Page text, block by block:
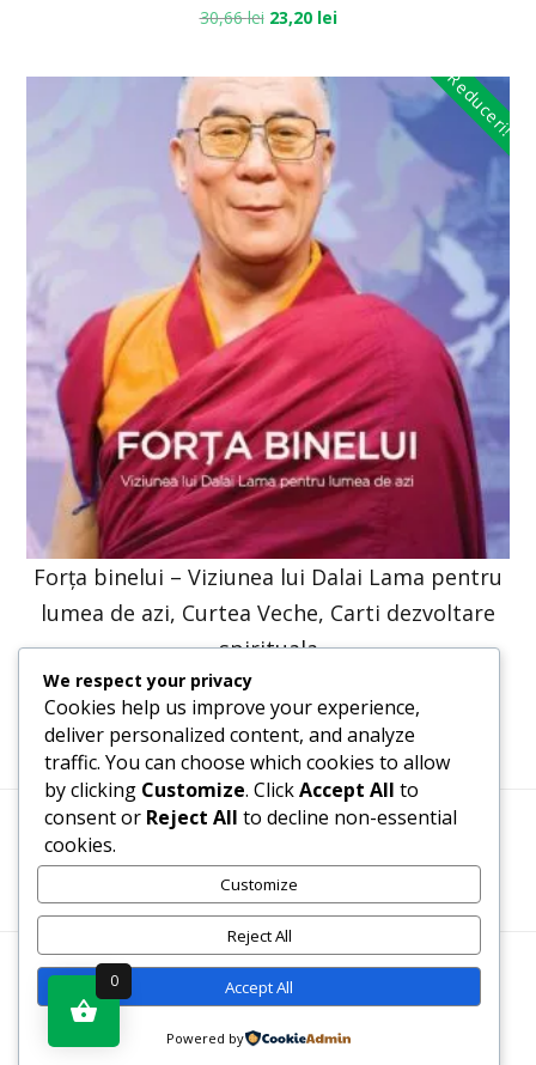
30,66lei 23,20 lei
Reduceri!
Forța binelui – Viziunea lui Dalai Lama pentru
lumea de azi, Curtea Veche, Carti dezvoltare
spirituala
47,57lei
Termeni, Condiții & Protecția Datelor (GDPR)
WWW.RECENZII-CARTI.RO ©2026 TOATE DREPTURILE
REZERVATE
We respect your privacy
Cookies help us improve your experience,
deliver personalized content, and analyze
traffic. You can choose which cookies to allow
by clicking Customize. ClickAccept All to
consent or Reject All to decline non-essential
cookies.
Customize
Reject All
Accept All
Powered by
0
Vezi produsul în magazin